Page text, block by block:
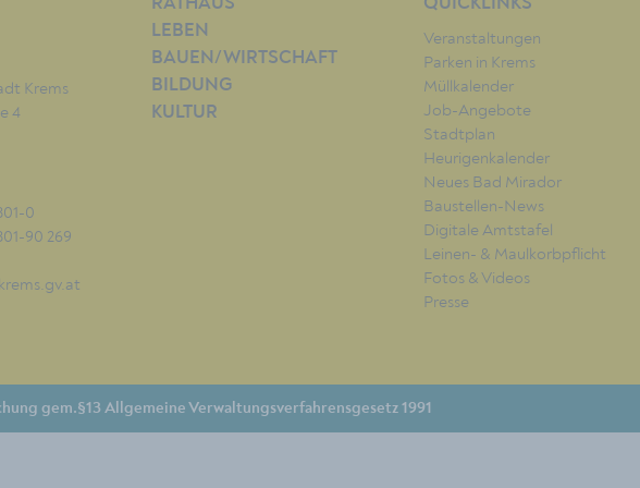
Krems
4
0
90 269
LEBEN
BAUEN/WIRTSCHAFT
BILDUNG
KULTUR
Veranstaltungen
Parken in Krems
Müllkalender
Job-Angebote
Stadtplan
Heurigenkalender
Neues Bad Mirador
Baustellen-News
Digitale Amtstafel
Leinen- & Maulkorbpflicht
Fotos & Videos
Presse
gem.§13 Allgemeine Verwaltungsverfahrensgesetz 1991